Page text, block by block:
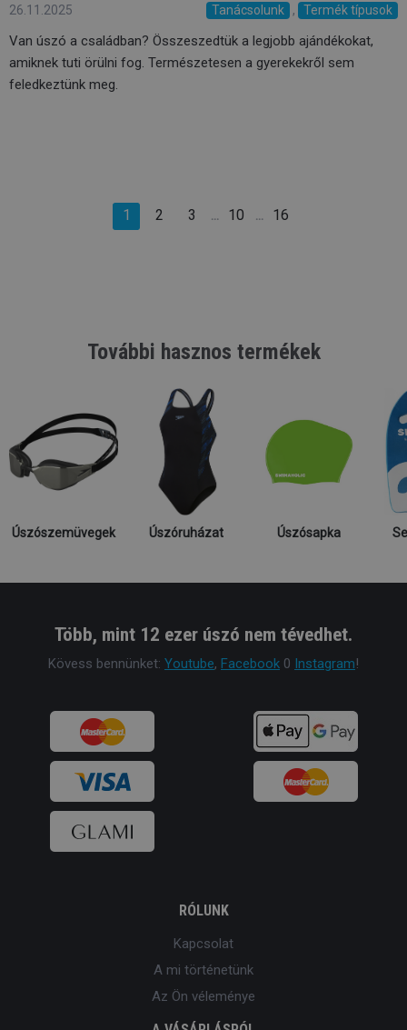
26.11.2025 Tanácsolunk , Termék típusok
Van úszó a családban? Összeszedtük a legjobb ajándékokat,
amiknek tuti örülni fog. Természetesen a gyerekekről sem
feledkeztünk meg.
1 2 3 … 10 … 16
További hasznos termékek
Úszószemüvegek Úszóruházat Úszósapka
Több, mint 12 ezer úszó nem tévedhet.
Kövess bennünket: Youtube, Facebook 0 Instagram!
RÓLUNK
Kapcsolat
A mi történetünk
Az Ön véleménye